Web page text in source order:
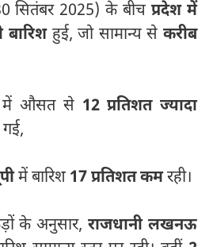
सितंबर 2025) के बीचप्रदेश में
हुई, जो सामान्य से करीब
औसत से 12 प्रतिशत ज्यादा
गई,
में बारिश 17 प्रतिशत कमरही।
के अनुसार,राजधानी लखनऊ